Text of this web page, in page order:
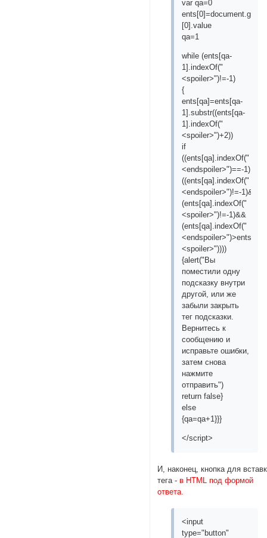
var qa=0
[0].value
qa=1
while (ents[qa-
1].indexOf("
<spoiler>")!=-1)
{
ents[qa]=ents[qa-
1].substr((ents[qa-
1].indexOf("
<spoiler>")+2))
if
((ents[qa].indexOf("
<endspoiler>")==-1)||
((ents[qa].indexOf("
<endspoiler>")!=-1)&&
(ents[qa].indexOf("
<spoiler>")!=-1)&&
(ents[qa].indexOf("
<spoiler>"))))
{alert("Вы
поместили одну
подсказку внутри
другой, или же
забыли закрыть
тег подсказки.
Вернитесь к
сообщению и
исправьте ошибки,
затем снова
нажмите
отправить")
return false}
else
{qa=qa+1}}}
</script>
И, наконец, кнопка для
тега -в HTML под формой
ответа.
<input
type="button"